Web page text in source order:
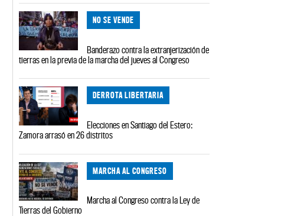
NO SE VENDE
Banderazo contra la extranjerización de
tierras en la previa de la marcha del jueves al Congreso
DERROTA LIBERTARIA
Elecciones en Santiago del Estero:
Zamora arrasó en 26 distritos
MARCHA AL CONGRESO
Marcha al Congreso contra la Ley de
Tierras del Gobierno